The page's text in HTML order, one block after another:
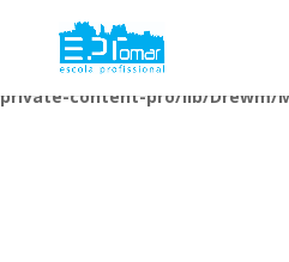
Warning: Undefined array key 1 in
/home/escolaprofission/
private-content-pro/lib/Drewm/